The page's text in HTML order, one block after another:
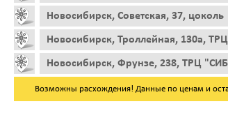
Новосибирск, Советская, 37, цоколь
Новосибирск, Троллейная, 130а,
Новосибирск, Фрунзе, 238, ТРЦ
Возможны расхождения! Данные по ценам и